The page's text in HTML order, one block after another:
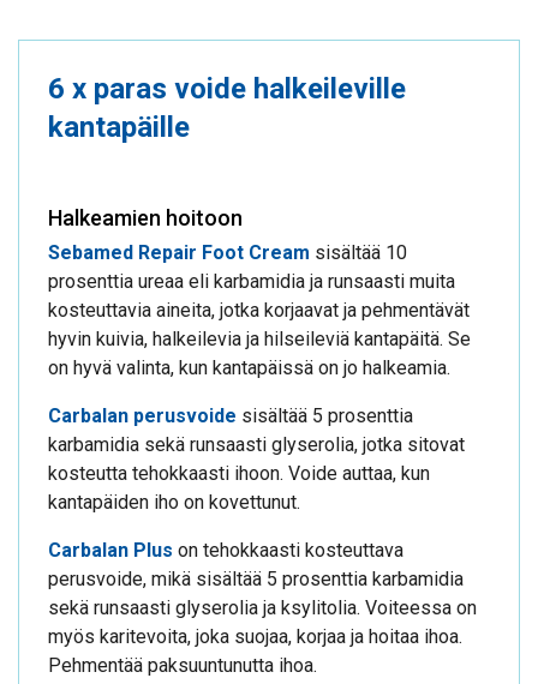
6 x paras voide halkeileville
kantapäille
Halkeamien hoitoon
Sebamed Repair Foot Cream sisältää 10
prosenttia ureaa eli karbamidia ja runsaasti muita
kosteuttavia aineita, jotka korjaavat ja pehmentävät
hyvin kuivia, halkeilevia ja hilseileviä kantapäitä. Se
on hyvä valinta, kun kantapäissä on jo halkeamia.
Carbalan perusvoide sisältää 5 prosenttia
karbamidia sekä runsaasti glyserolia, jotka sitovat
kosteutta tehokkaasti ihoon. Voide auttaa, kun
kantapäiden iho on kovettunut.
Carbalan Plus on tehokkaasti kosteuttava
perusvoide, mikä sisältää 5 prosenttia karbamidia
sekä runsaasti glyserolia ja ksylitolia. Voiteessa on
myös karitevoita, joka suojaa, korjaa ja hoitaa ihoa.
Pehmentää paksuuntunutta ihoa.